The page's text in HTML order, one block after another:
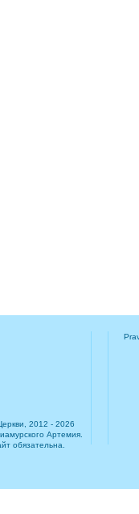
2012 - 2026
Артемия.
обязательна.